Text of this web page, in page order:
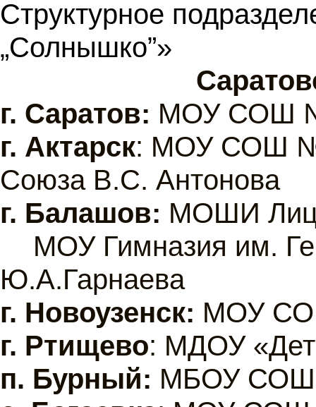
Структурное
„Солнышко”»
г. Саратов: МОУ СОШ
г. Актарск: МОУ СОШ №
Союза В.С. Антонова
г. Балашов: МОШИ
МОУ Гимназия им.
Ю.А.Гарнаева
г. Новоузенск: МОУ
г. Ртищево: МДОУ
п. Бурный: МБОУ СОШ